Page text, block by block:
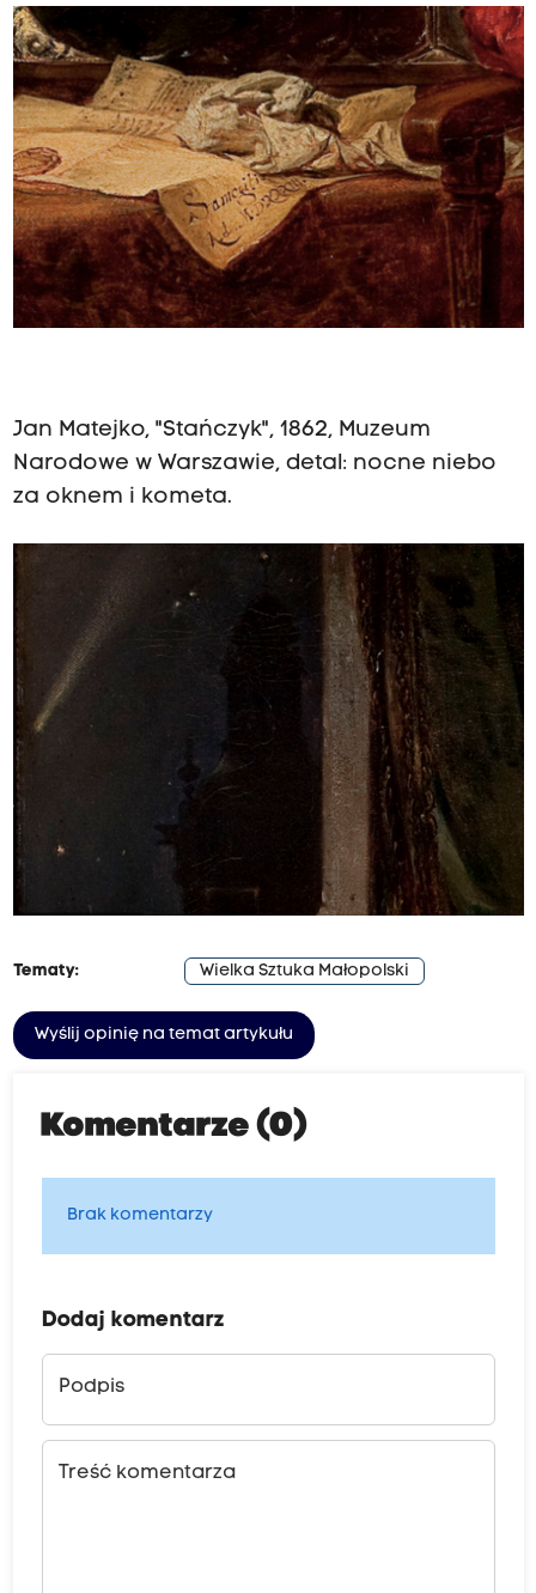
Jan Matejko, "Stańczyk", 1862, Muzeum
Narodowe w Warszawie, detal: nocne niebo
za oknem i kometa.
Tematy: Wielka Sztuka Małopolski
Wyślij opinię na temat artykułu
Komentarze (0)
Brak komentarzy
Dodaj komentarz
Podpis
Treść komentarza